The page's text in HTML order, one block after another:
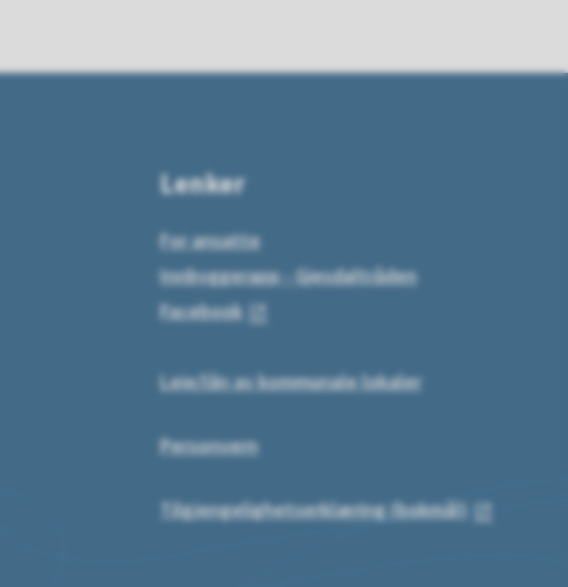
Lenker
For ansatte
Innbyggerapp - Gjesdaltråden
Facebook
Leie/lån av kommunale lokaler
Personvern
Tilgjengelighetserklæring (bokmål)